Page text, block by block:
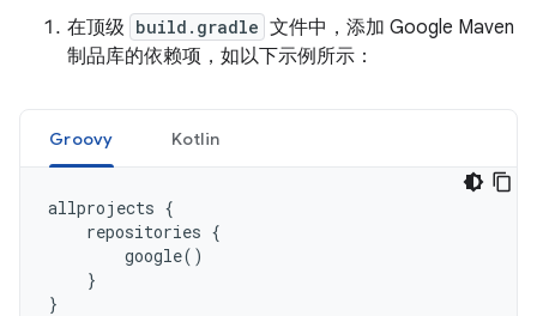
在顶级 build.gradle 文件中，添加 Google Maven
制品库的依赖项，如以下示例所示：
Groovy Kotlin
allprojects {
repositories {
google()
}
}